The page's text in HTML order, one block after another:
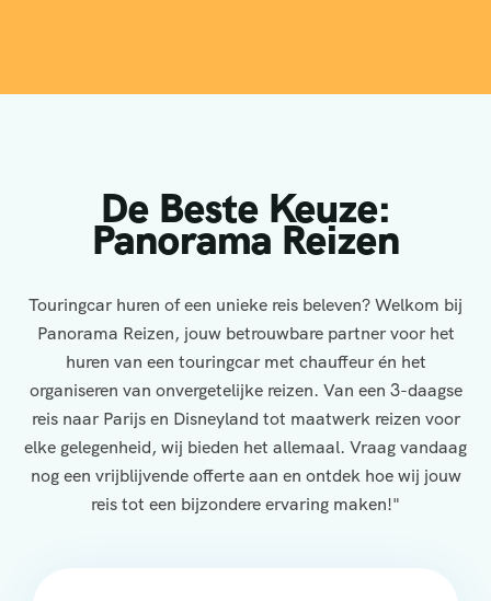
De Beste Keuze:
Panorama Reizen
Touringcar huren of een unieke reis beleven? Welkom bij
Panorama Reizen, jouw betrouwbare partner voor het
huren van een touringcar met chauffeur én het
organiseren van onvergetelijke reizen. Van een 3-daagse
reis naar Parijs en Disneyland tot maatwerk reizen voor
elke gelegenheid, wij bieden het allemaal. Vraag vandaag
nog een vrijblijvende offerte aan en ontdek hoe wij jouw
reis tot een bijzondere ervaring maken!"